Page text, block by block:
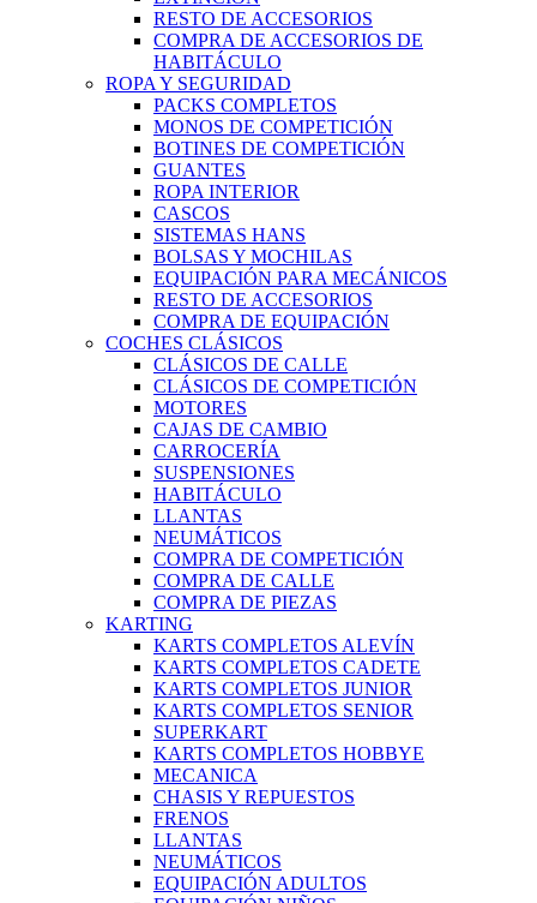
RESTO DE ACCESORIOS
COMPRA DE ACCESORIOS DE
HABITÁCULO
ROPA Y SEGURIDAD
PACKS COMPLETOS
MONOS DE COMPETICIÓN
BOTINES DE COMPETICIÓN
GUANTES
ROPA INTERIOR
CASCOS
SISTEMAS HANS
BOLSAS Y MOCHILAS
EQUIPACIÓN PARA MECÁNICOS
RESTO DE ACCESORIOS
COMPRA DE EQUIPACIÓN
COCHES CLÁSICOS
CLÁSICOS DE CALLE
CLÁSICOS DE COMPETICIÓN
MOTORES
CAJAS DE CAMBIO
CARROCERÍA
SUSPENSIONES
HABITÁCULO
LLANTAS
NEUMÁTICOS
COMPRA DE COMPETICIÓN
COMPRA DE CALLE
COMPRA DE PIEZAS
KARTING
KARTS COMPLETOS ALEVÍN
KARTS COMPLETOS CADETE
KARTS COMPLETOS JUNIOR
KARTS COMPLETOS SENIOR
SUPERKART
KARTS COMPLETOS HOBBYE
MECANICA
CHASIS Y REPUESTOS
FRENOS
LLANTAS
NEUMÁTICOS
EQUIPACIÓN ADULTOS